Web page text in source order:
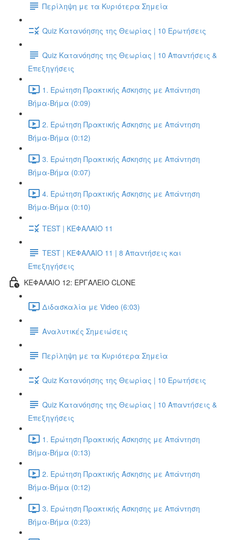
Περίληψη με τα Κυριότερα Σημεία
Quiz Κατανόησης της Θεωρίας | 10 Ερωτήσεις
Quiz Κατανόησης της Θεωρίας | 10 Απαντήσεις &
Επεξηγήσεις
1. Ερώτηση Πρακτικής Άσκησης με Απάντηση
Βήμα-Βήμα (0:09)
2. Ερώτηση Πρακτικής Άσκησης με Απάντηση
Βήμα-Βήμα (0:12)
3. Ερώτηση Πρακτικής Άσκησης με Απάντηση
Βήμα-Βήμα (0:07)
4. Ερώτηση Πρακτικής Άσκησης με Απάντηση
Βήμα-Βήμα (0:10)
TEST | ΚΕΦΑΛΑΙΟ 11
TEST | ΚΕΦΑΛΑΙΟ 11 | 8 Απαντήσεις και
Επεξηγήσεις
ΚΕΦΑΛΑΙΟ 12: ΕΡΓΑΛΕΙΟ CLONE
Διδασκαλία με Video (6:03)
Αναλυτικές Σημειώσεις
Περίληψη με τα Κυριότερα Σημεία
Quiz Κατανόησης της Θεωρίας | 10 Ερωτήσεις
Quiz Κατανόησης της Θεωρίας | 10 Απαντήσεις &
Επεξηγήσεις
1. Ερώτηση Πρακτικής Άσκησης με Απάντηση
Βήμα-Βήμα (0:13)
2. Ερώτηση Πρακτικής Άσκησης με Απάντηση
Βήμα-Βήμα (0:12)
3. Ερώτηση Πρακτικής Άσκησης με Απάντηση
Βήμα-Βήμα (0:23)